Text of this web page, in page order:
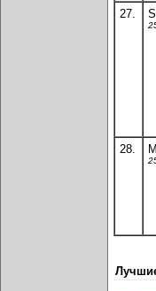
27.
28.